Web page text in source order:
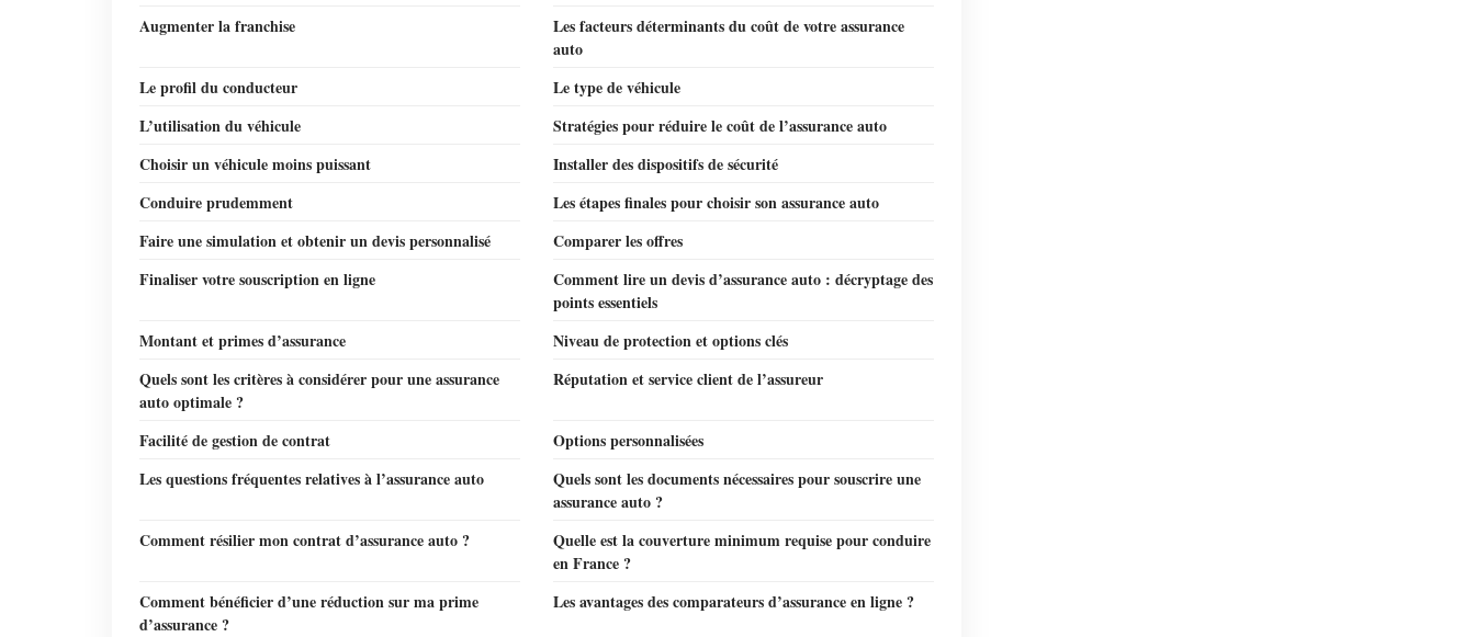
Augmenter la franchise
Les facteurs déterminants du coût de votre assurance
auto
Le profil du conducteur
Le type de véhicule
L’utilisation du véhicule
Stratégies pour réduire le coût de l’assurance auto
Choisir un véhicule moins puissant
Installer des dispositifs de sécurité
Conduire prudemment
Les étapes finales pour choisir son assurance auto
Faire une simulation et obtenir un devis personnalisé
Comparer les offres
Finaliser votre souscription en ligne
Comment lire un devis d’assurance auto : décryptage des
points essentiels
Montant et primes d’assurance
Niveau de protection et options clés
Quels sont les critères à considérer pour une assurance
auto optimale ?
Réputation et service client de l’assureur
Facilité de gestion de contrat
Options personnalisées
Les questions fréquentes relatives à l’assurance auto
Quels sont les documents nécessaires pour souscrire une
assurance auto ?
Comment résilier mon contrat d’assurance auto ?
Quelle est la couverture minimum requise pour conduire
en France ?
Comment bénéficier d’une réduction sur ma prime
d’assurance ?
Les avantages des comparateurs d’assurance en ligne ?